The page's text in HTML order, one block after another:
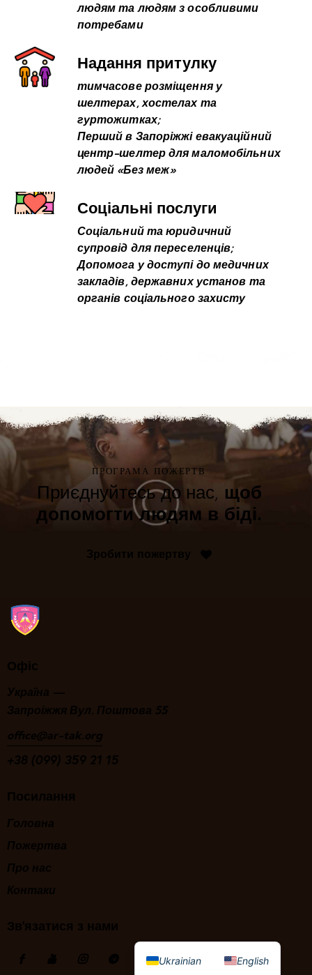
людям та людям з особливими
потребами
Надання притулку
тимчасове розміщення у
шелтерах, хостелах та
гуртожитках;
Перший в Запоріжжі евакуаційний
центр-шелтер для маломобільних
людей «Без меж»
Соціальні послуги
Соціальний та юридичний
супровід для переселенців;
Допомога у доступі до медичних
закладів, державних установ та
органів соціального захисту
ПРОГРАМА ПОЖЕРТВ
Приєднуйтесь до нас, щоб
допомогти людям в біді.
Зробити пожертву
Офіс
Україна —
Запроіжжя Вул. Поштова 55
office@ar-tak.org
+38 (099) 359 21 15
Посилання
Головна
Пожертва
Про нас
Контаки
Зв'язатися з нами
Ukrainian English